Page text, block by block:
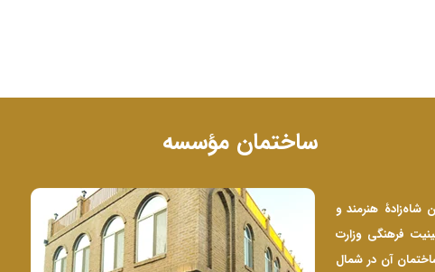
شاه‌زادۀ هنرمند و
فرهنگی وزارت
از سال ۱۳۹۶ و پس از تکمیل ساختمان آن در شمال
ساختمان مؤسسه